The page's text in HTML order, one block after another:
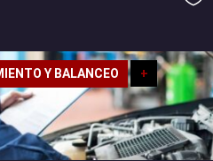
Y BALANCEO +